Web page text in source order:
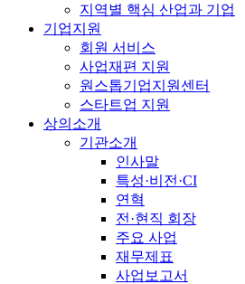
지역별 핵심 산업과 기업
기업지원
회원 서비스
사업재편 지원
원스톱기업지원센터
스타트업 지원
상의소개
기관소개
인사말
특성·비전·CI
연혁
전·현직 회장
주요 사업
재무제표
사업보고서